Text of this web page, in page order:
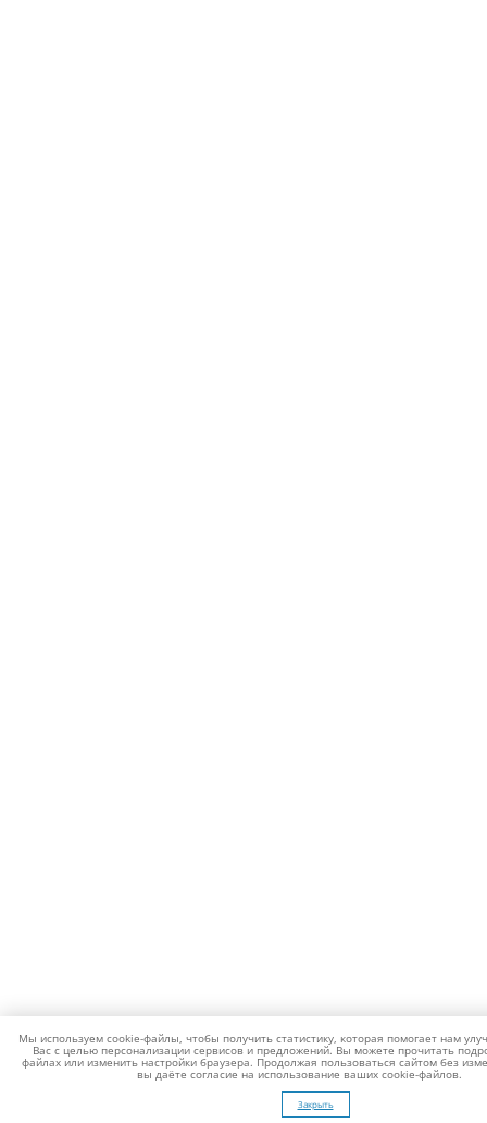
Мы используем cookie-файлы, чтобы получить статистику, которая помогает нам
Вас с целью персонализации сервисов и предложений. Вы можете прочитать
файлах или изменить настройки браузера. Продолжая пользоваться сайтом без
вы даёте согласие на использование ваших cookie-файлов.